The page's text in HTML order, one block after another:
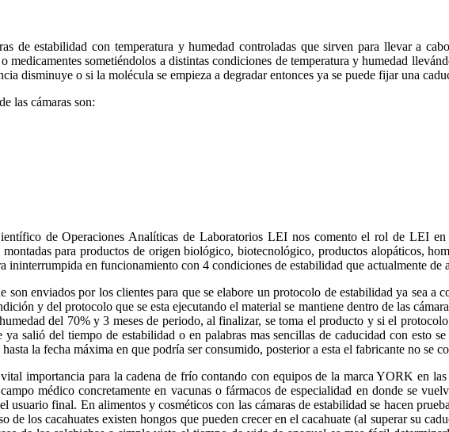
de estabilidad con temperatura y humedad controladas que sirven para llevar a
medicamentes sometiéndolos a distintas condiciones de temperatura y humedad
disminuye o si la molécula se empieza a degradar entonces ya se puede fijar una
las cámaras son:
de Operaciones Analíticas de Laboratorios LEI nos comento el rol de LEI
para productos de origen biológico, biotecnológico, productos alopáticos,
ininterrumpida en funcionamiento con 4 condiciones de estabilidad que actualmente de
son enviados por los clientes para que se elabore un protocolo de estabilidad ya sea a
y del protocolo que se esta ejecutando el material se mantiene dentro de las
del 70% y 3 meses de periodo, al finalizar, se toma el producto y si el
salió del tiempo de estabilidad o en palabras mas sencillas de caducidad con esto
la fecha máxima en que podría ser consumido, posterior a esta el fabricante no se
importancia para la cadena de frío contando con equipos de la marca YORK en
médico concretamente en vacunas o fármacos de especialidad en donde se
usuario final. En alimentos y cosméticos con las cámaras de estabilidad se hacen
de los cacahuates existen hongos que pueden crecer en el cacahuate (al superar su